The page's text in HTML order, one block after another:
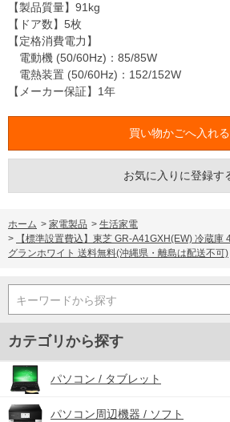
【製品質量】91kg
【ドア数】5枚
【定格消費電力】
電動機 (50/60Hz)：85/85W
電熱装置 (50/60Hz)：152/152W
【メーカー保証】1年
お気に入りに登録す
ホーム > 家電製品 > 生活家電
>
【標準設置費込】東芝 GR-A41GXH(EW) 冷蔵
グランホワイト 送料無料(沖縄県・離島は配送不可)
キーワードから探す
カテゴリから探す
パソコン / タブレット
パソコン周辺機器 / ソフト